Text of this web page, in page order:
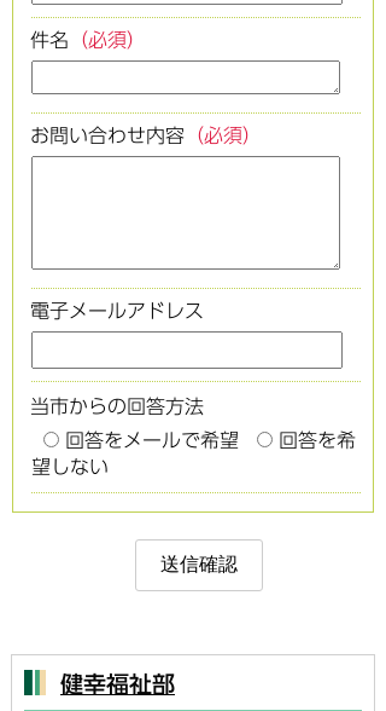
件名 （必須）
お問い合わせ内容 （必須）
電子メールアドレス
当市からの回答方法
回答をメールで希望
回答を希
望しない
健幸福祉部